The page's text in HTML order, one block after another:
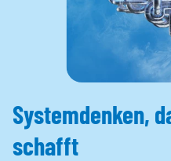
Systemdenken,
schafft